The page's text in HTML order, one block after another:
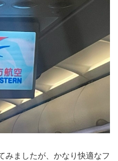
みましたが、かなり快適なフ